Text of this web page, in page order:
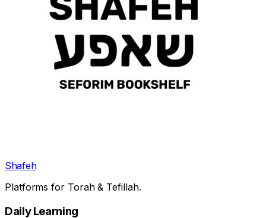
Shafeh
Platforms for Torah & Tefillah.
Daily Learning